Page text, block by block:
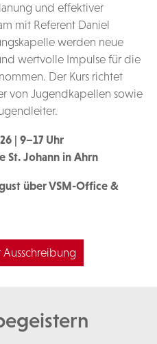
und effektiver
mit Referent Daniel
werden neue
wertvolle Impulse für die
Der Kurs richtet
von Jugendkapellen sowie
| 9–17 Uhr
St. Johann in Ahrn
über VSM-Office &
Ausschreibung